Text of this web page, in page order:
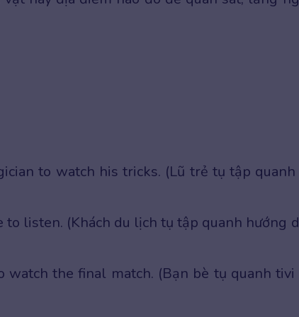
to watch his tricks. (Lũ trẻ tụ tập quanh
to listen. (Khách du lịch tụ tập quanh hướng
watch the final match. (Bạn bè tụ quanh tivi